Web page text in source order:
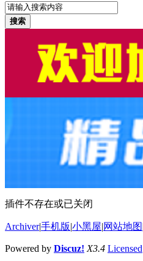
搜索
插件不存在或已关闭
Archiver|手机版 小黑屋 网站地图
Powered by Discuz! X3.4 Licensed